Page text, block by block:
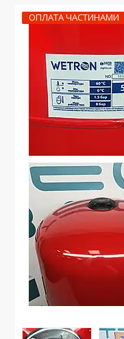
ОПЛАТА ЧАСТИНАМИ